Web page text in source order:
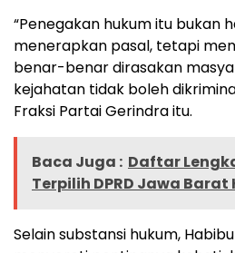
“Penegakan hukum itu bukan
menerapkan pasal, tetapi
benar-benar dirasakan
kejahatan tidak boleh
Fraksi Partai Gerindra itu.
Baca Juga : Daftar
Terpilih DPRD Jawa Barat
Selain substansi hukum,